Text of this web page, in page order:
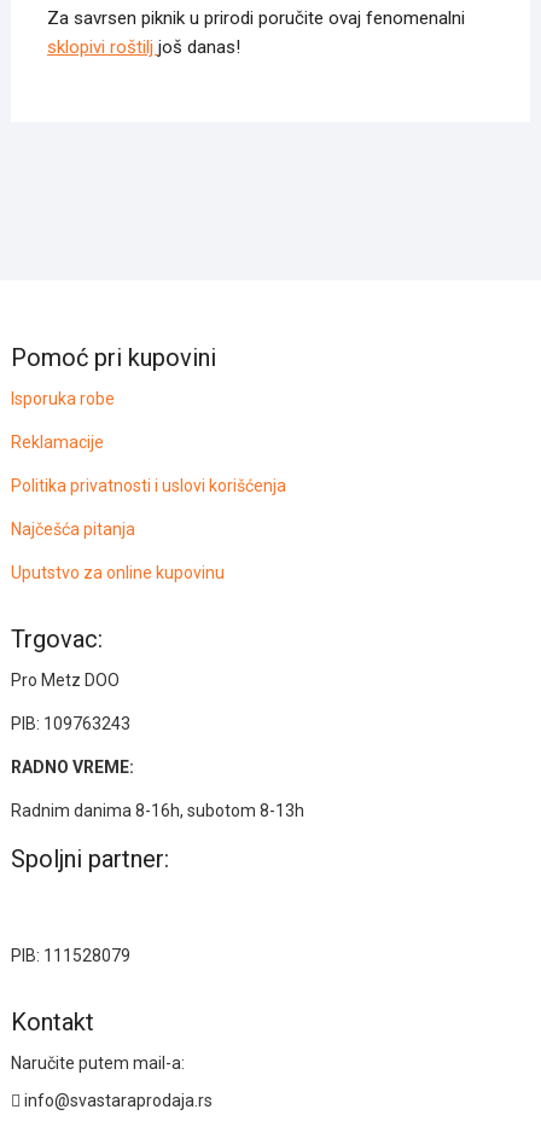
Za savrsen piknik u prirodi poručite ovaj fenomenalni
sklopivi roštilj još danas!
Pomoć pri kupovini
Isporuka robe
Reklamacije
Politika privatnosti i uslovi korišćenja
Najčešća pitanja
Uputstvo za online kupovinu
Trgovac:
Pro Metz DOO
PIB: 109763243
RADNO VREME:
Radnim danima 8-16h, subotom 8-13h
Spoljni partner:
PIB: 111528079
Kontakt
Naručite putem mail-a:
info@svastaraprodaja.rs